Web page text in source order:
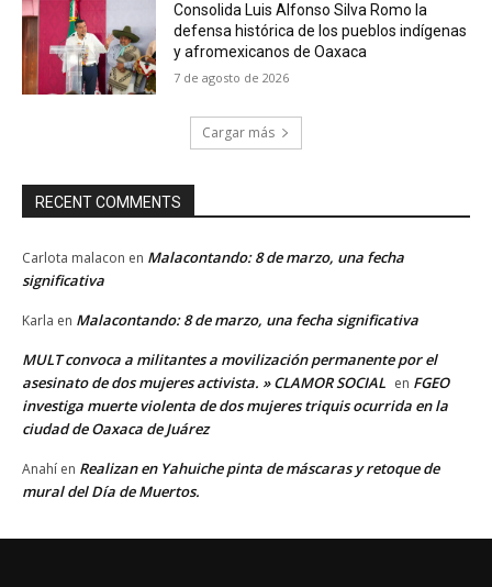
Consolida Luis Alfonso Silva Romo la
defensa histórica de los pueblos indígenas
y afromexicanos de Oaxaca
7 de agosto de 2026
Cargar más
RECENT COMMENTS
Carlota malacon en Malacontando: 8 de marzo, una fecha
significativa
Karla en Malacontando: 8 de marzo, una fecha significativa
MULT convoca a militantes a movilización permanente por el
asesinato de dos mujeres activista. » CLAMOR SOCIAL en FGEO
investiga muerte violenta de dos mujeres triquis ocurrida en la
ciudad de Oaxaca de Juárez
Anahí en Realizan en Yahuiche pinta de máscaras y retoque de
mural del Día de Muertos.